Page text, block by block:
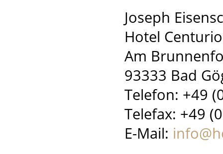
Joseph
Hotel Centurio
Am
93333 Bad
Telefon: +49
Telefax: +49
E-Mail: